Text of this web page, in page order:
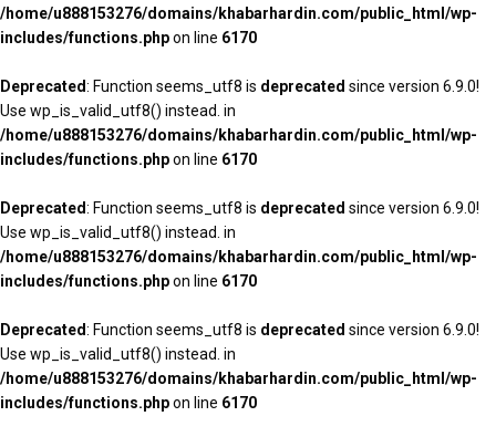
/home/u888153276/domains/khabarhardin.com/public_html/wp-
includes/functions.phpon line 6170
Deprecated: Function seems_utf8 is deprecated since version 6.9.0!
Use wp_is_valid_utf8() instead. in
/home/u888153276/domains/khabarhardin.com/public_html/wp-
includes/functions.phpon line 6170
Deprecated: Function seems_utf8 is deprecated since version 6.9.0!
Use wp_is_valid_utf8() instead. in
/home/u888153276/domains/khabarhardin.com/public_html/wp-
includes/functions.phpon line 6170
Deprecated: Function seems_utf8 is deprecated since version 6.9.0!
Use wp_is_valid_utf8() instead. in
/home/u888153276/domains/khabarhardin.com/public_html/wp-
includes/functions.phpon line 6170